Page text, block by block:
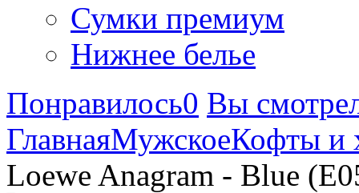
Сумки премиум
Нижнее белье
Понравилось0 Вы
ГлавнаяМужскоеКофты и
Loewe Anagram - Blue